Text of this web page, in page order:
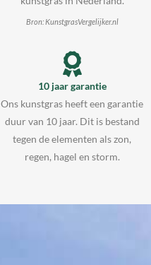
Bron: KunstgrasVergelijker.nl
10 jaar garantie
Ons kunstgras heeft een garantie
duur van 10 jaar. Dit is bestand
tegen de elementen als zon,
regen, hagel en storm.